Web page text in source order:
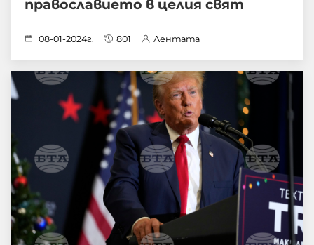
православието в целия свят
08-01-2024г. 801 Лентата